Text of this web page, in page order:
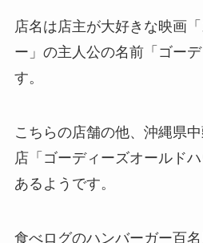
店名は店主が大好きな映画
ー」の主人公の名前「ゴー
す。
こちらの店舗の他、沖縄県
店「ゴーディーズオールド
あるようです。
食べログのハンバーガー百